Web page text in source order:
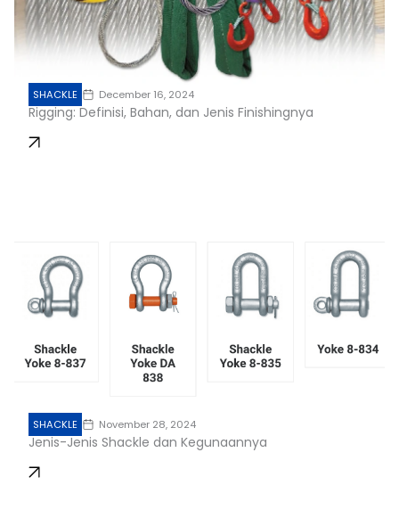
SHACKLE December 16, 2024
Rigging: Definisi, Bahan, dan Jenis Finishingnya
SHACKLE November 28, 2024
Jenis-Jenis Shackle dan Kegunaannya